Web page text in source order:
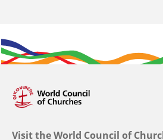
Visit the World Council of